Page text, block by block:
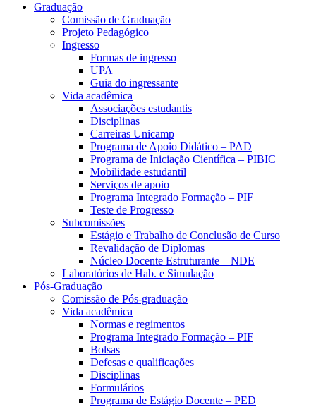
Graduação
Comissão de Graduação
Projeto Pedagógico
Ingresso
Formas de ingresso
UPA
Guia do ingressante
Vida acadêmica
Associações estudantis
Disciplinas
Carreiras Unicamp
Programa de Apoio Didático – PAD
Programa de Iniciação Científica – PIBIC
Mobilidade estudantil
Serviços de apoio
Programa Integrado Formação – PIF
Teste de Progresso
Subcomissões
Estágio e Trabalho de Conclusão de Curso
Revalidação de Diplomas
Núcleo Docente Estruturante – NDE
Laboratórios de Hab. e Simulação
Pós-Graduação
Comissão de Pós-graduação
Vida acadêmica
Normas e regimentos
Programa Integrado Formação – PIF
Bolsas
Defesas e qualificações
Disciplinas
Formulários
Programa de Estágio Docente – PED